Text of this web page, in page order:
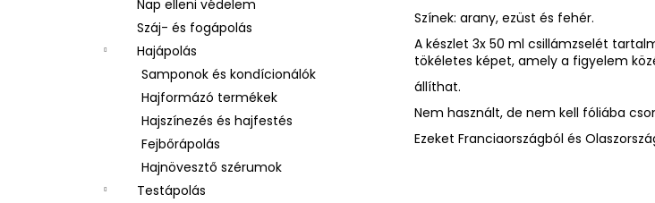
Nap elleni védelem
Száj- és fogápolás
Hajápolás
Samponok és kondícionálók
Hajformázó termékek
Hajszínezés és hajfestés
Fejbőrápolás
Hajnövesztő szérumok
Testápolás
Színek: arany, ezüst és fehér.
A készlet 3x 50 ml csillámzselét
tökéletes képet, amely a figyelem
állíthat.
Nem használt, de nem kell fóliába
Ezeket Franciaországból és